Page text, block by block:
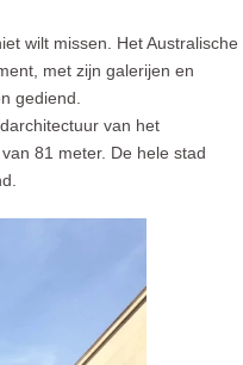
wilt missen. Het Australische
met zijn galerijen en
gediend.
van het
81 meter. De hele stad